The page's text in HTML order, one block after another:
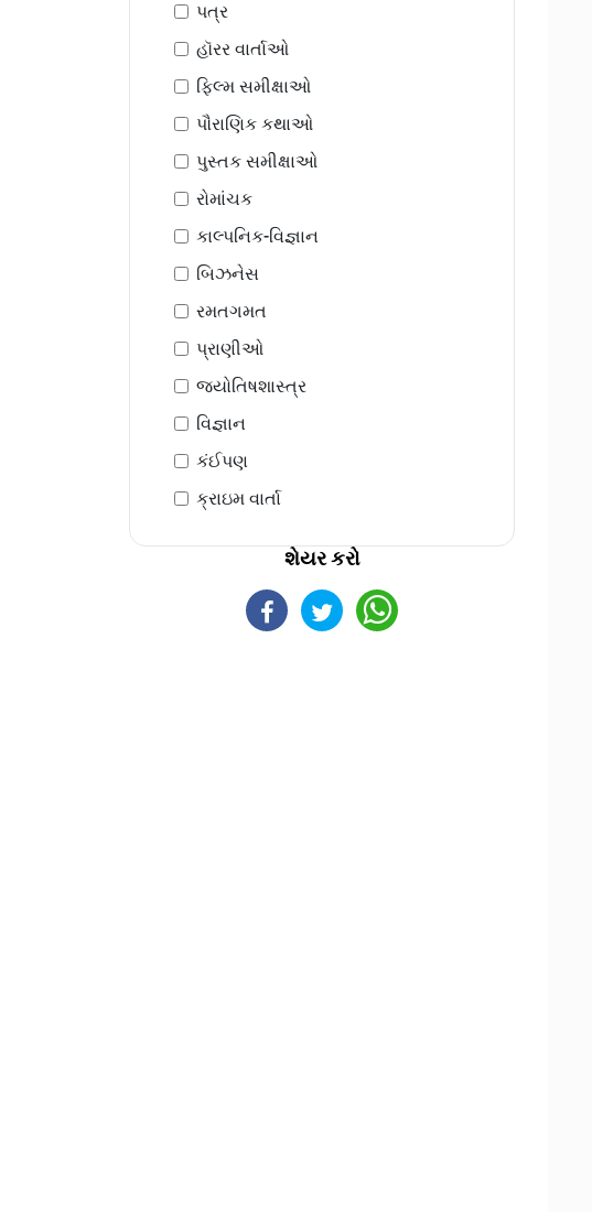
પત્ર
હૉરર વાર્તાઓ
ફિલ્મ સમીક્ષાઓ
પૌરાણિક કથાઓ
પુસ્તક સમીક્ષાઓ
રોમાંચક
કાલ્પનિક-વિજ્ઞાન
બિઝનેસ
રમતગમત
પ્રાણીઓ
જ્યોતિષશાસ્ત્ર
વિજ્ઞાન
કંઈપણ
ક્રાઇમ વાર્તા
શેયર કરો